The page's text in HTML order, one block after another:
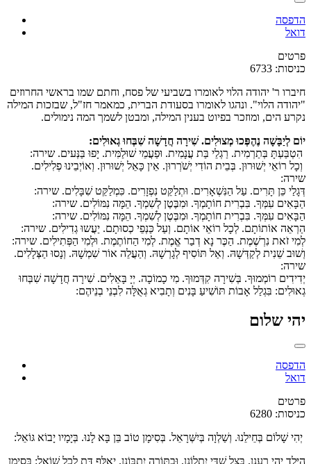
הדפסה
דואל
פרטים
כניסות: 6733
חיברו ר' יהודה הלוי לאומרו בשביעי של פסח, וחתם שמו בראשי החרוזים
"יהודה הלוי". ונהגו לאומרו בסעודת הברית, כמאמר חז"ל, שבזכות המילה
נקרע הים, ומוזכר בפיוט בענין המילה, ומבטן לשמך המה נימולים.
יוֹם לְיַבָּשָׁה נֶהֶפְּכוּ מְצוּלִים. שִׁירָה חֲדָשָׁה שִׁבְּחוּ גְאוּלִים:
הִטְבַּעְתָּ בְּתַרְמִית. רַגְלֵי בַּת עֲנָמִית. וּפַעֲמֵי שׁוּלַמִּית. יָפוּ בַּנְּעים. שירה:
וְכָל רוֹאֵי יְשׁוּרוּן. בְּבֵית הוֹדִי יְשֹׁרְרוּן. אֵין כָּאֵל יְשׁוּרוּן. וְאוֹיְבֵינוּ פְלִילִים.
שירה:
דְּגָלַי כֵּן תָּרִים. עַל הַנִּשְׁאָרִים. וּתְלַקֵּט נִפְזָרִים. כִּמְלַקֵּט שִׁבָּלִים. שירה:
הַבָּאִים עִמְּךָ. בִּבְרִית חוֹתָמְךָ. וּמִבֶּטֶן לְשִׁמְךָ. הֵמָּה נִמּוֹלִים. שירה:
הַבָּאִים עִמְּךָ. בִּבְרִית חוֹתָמְךָ. וּמִבֶּטֶן לְשִׁמְךָ. הֵמָּה נִמּוֹלִים. שירה:
הַרְאֵה אוֹתוֹתָם. לְכָל רוֹאֵי אוֹתָם. וְעַל כַּנְפֵי כְסוּתָם. יַעֲשוּ גְדִילִים. שירה:
לְמִי זֹאת נִרְשֶׁמֶת. הַכֶּר נָא דְבַר אֱמֶת. לְמִי הַחוֹתֶמֶת. וּלְמִי הַפְּתִילִים. שירה:
וְשׁוּב שֵׁנִית לְקַדְּשָׁהּ. וְאַל תּוֹסִיף לְגָרְשָׁהּ. וְהַעֲלֵה אוֹר שִׁמְשָׁהּ. וְנָסוּ הַצְּלָלִים.
שירה:
יְדִידִים רוֹמְמוּךָ. בְּשִׁירָה קִדְּמוּךָ. מִי כָמוֹכָה. יְיָ בָּאֵלִים. שִׁירָה חֲדָשָׁה שִׁבְּחוּ
גְאוּלִים: בִּגְלַל אָבוֹת תּוֹשִׁיעַ בָּנִים וְתָבִיא גְאֻלָּה לִבְנֵי בְנֵיהֶם:
יהי שלום
הדפסה
דואל
פרטים
כניסות: 6280
יְהִי שָׁלוֹם בְּחֵילֵנוּ. וְשַׁלְוָה בְּיִשְּׁרָאֵל. בְּסִימָן טוֹב בֵּן בָּא לָנוּ. בְּיָמָיו יָבוֹא גּוֹאֵל:
הַיֶּלֶד יְהִי רַעֲנָן. בְּצֵל שַׁדַּי יִתְלוֹנָן. וּבַתּוֹרָה יִתְבּוֹנָן. יְאַלֵּף דַּת לְכָל שׁוֹאֵל: בְּסִימָן